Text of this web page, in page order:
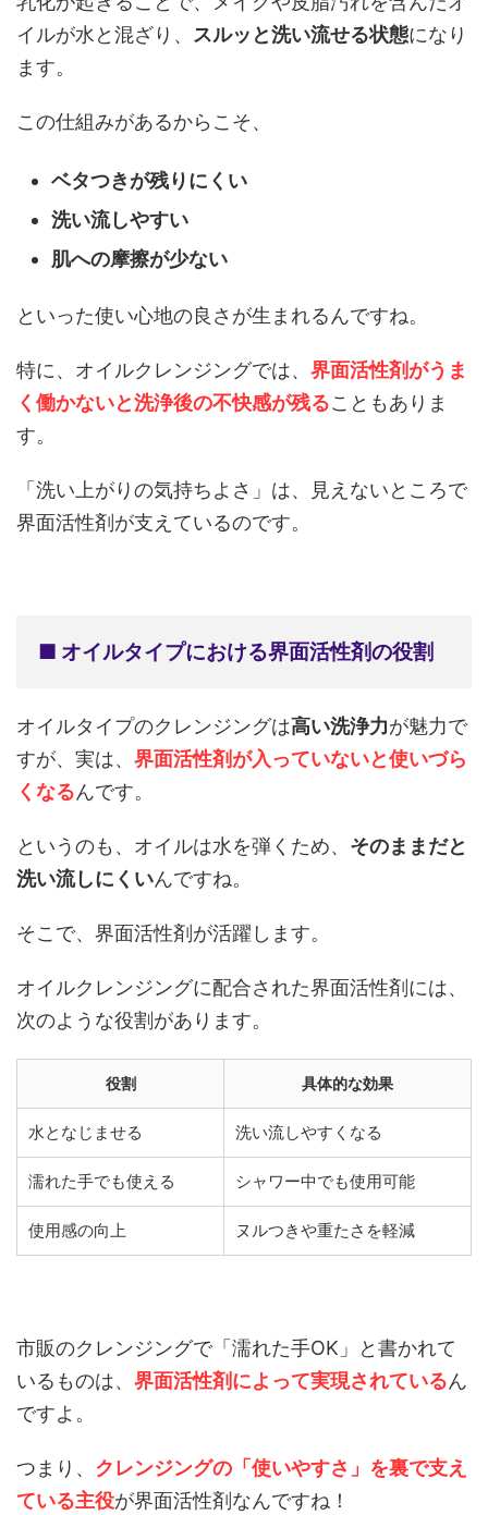
イルが水と混ざり、 スルッと洗い流せる状態になり
ます。
この仕組みがあるからこそ、
ベタつきが残りにくい
洗い流しやすい
肌への摩擦が少ない
といった使い心地の良さが生まれるんですね。
特に、オイルクレンジングでは、 界面活性剤がうま
く働かないと洗浄後の不快感が残ることもありま
す。
「洗い上がりの気持ちよさ」は、見えないところで
界面活性剤が支えているのです。
■ オイルタイプにおける界面活性剤の役割
オイルタイプのクレンジングは高い洗浄力が魅力で
すが、実は、 界面活性剤が入っていないと使いづら
くなるんです。
というのも、オイルは水を弾くため、 そのままだと
洗い流しにくいんですね。
そこで、界面活性剤が活躍します。
オイルクレンジングに配合された界面活性剤には、
次のような役割があります。
役割 具体的な効果
水となじませる 洗い流しやすくなる
濡れた手でも使える シャワー中でも使用可能
使用感の向上 ヌルつきや重たさを軽減
市販のクレンジングで「濡れた手OK」と書かれて
いるものは、 界面活性剤によって実現されているん
ですよ。
つまり、 クレンジングの「使いやすさ」を裏で支え
ている主役が界面活性剤なんですね！